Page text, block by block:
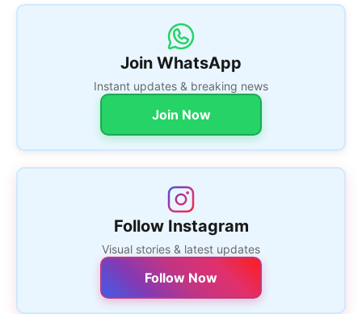
Join WhatsApp
Instant updates & breaking news
Join Now
Follow Instagram
Visual stories & latest updates
Follow Now